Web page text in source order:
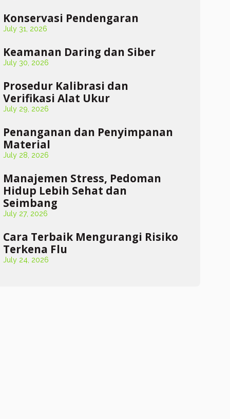
Konservasi Pendengaran
July 31, 2026
Keamanan Daring dan Siber
July 30, 2026
Prosedur Kalibrasi dan
Verifikasi Alat Ukur
July 29, 2026
Penanganan dan Penyimpanan
Material
July 28, 2026
Manajemen Stress, Pedoman
Hidup Lebih Sehat dan
Seimbang
July 27, 2026
Cara Terbaik Mengurangi Risiko
Terkena Flu
July 24, 2026